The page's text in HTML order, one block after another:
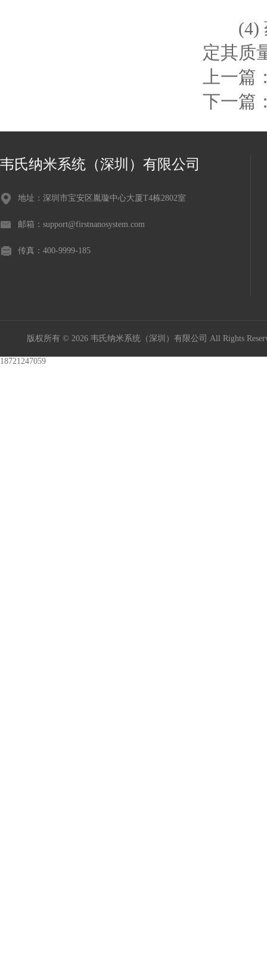
(4) 药
定其质
上一篇
下一篇
韦氏纳米系统（深圳）有限公司
地址：深圳市宝安区胤璇中心大厦T4栋2802室
邮箱：support@firstnanosystem.com
传真：400-9999-185
版权所有 © 2026 韦氏纳米系统（深圳）有限公司 All Rights
18721247059